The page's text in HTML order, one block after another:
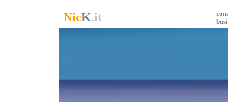
NicK.it